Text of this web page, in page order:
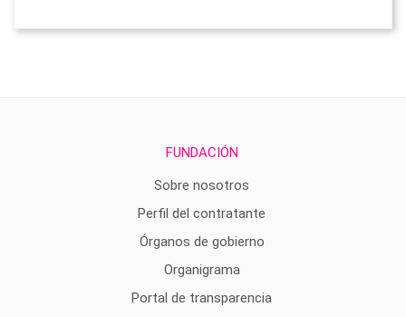
FUNDACIÓN
Sobre nosotros
Perfil del contratante
Órganos de gobierno
Organigrama
Portal de transparencia